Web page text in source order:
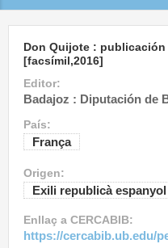
Don Quijote :
[facsímil,2016]
Editor:
Badajoz : Diputación de
País:
França
Origen:
Exili republicà espanyol
Enllaç a CERCABIB:
https://cercabib.ub.edu/